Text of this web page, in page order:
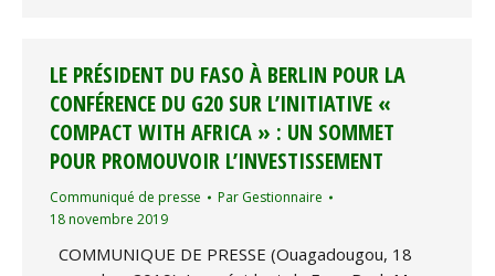
LE PRÉSIDENT DU FASO À BERLIN POUR LA
CONFÉRENCE DU G20 SUR L’INITIATIVE «
COMPACT WITH AFRICA » : UN SOMMET
POUR PROMOUVOIR L’INVESTISSEMENT
Communiqué de presse Par Gestionnaire
18 novembre 2019
COMMUNIQUE DE PRESSE (Ouagadougou, 18